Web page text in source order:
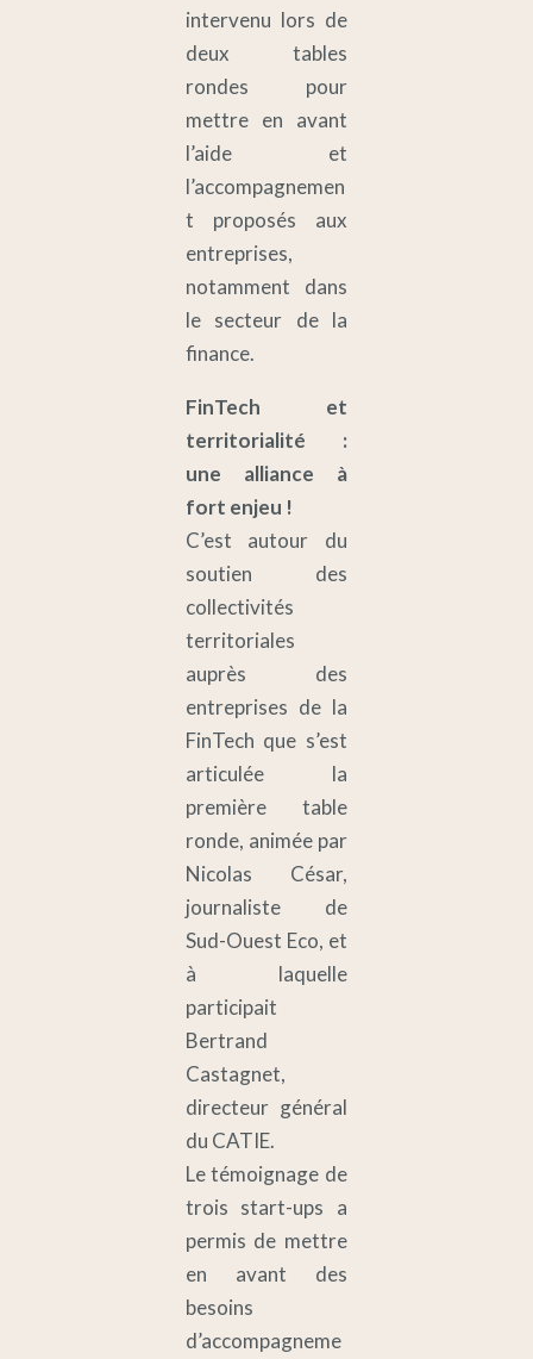
intervenu lors de
deux tables
rondes pour
mettre en avant
l’aide et
l’accompagnemen
t proposés aux
entreprises,
notamment dans
le secteur de la
finance.
FinTech et
territorialité :
une alliance à
fort enjeu !
C’est autour du
soutien des
collectivités
territoriales
auprès des
entreprises de la
FinTech que s’est
articulée la
première table
ronde, animée par
Nicolas César,
journaliste de
Sud-Ouest Eco, et
à laquelle
participait
Bertrand
Castagnet,
directeur général
du CATIE.
Le témoignage de
trois start-ups a
permis de mettre
en avant des
besoins
d’accompagneme